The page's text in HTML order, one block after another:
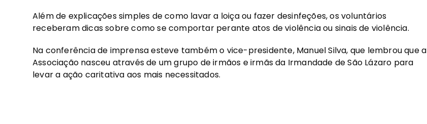
Além de explicações simples de como lavar a loiça ou fazer desinfeções, os voluntários
receberam dicas sobre como se comportar perante atos de violência ou sinais de violência.
Na conferência de imprensa esteve também o vice-presidente, Manuel Silva, que lembrou que a
Associação nasceu através de um grupo de irmãos e irmãs da Irmandade de São Lázaro para
levar a ação caritativa aos mais necessitados.